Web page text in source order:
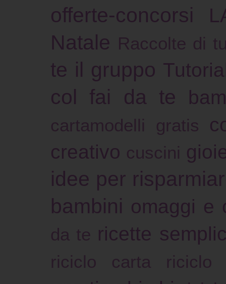
offerte-concorsi
Natale Raccolte di
te il gruppo
col fai da te
cartamodelli gratis
creativo cuscini
idee per
bambini omaggi e
da te ricette
riciclo carta riciclo